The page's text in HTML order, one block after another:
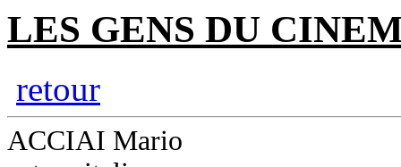
LES GENS DU
retour
ACCIAI Mario